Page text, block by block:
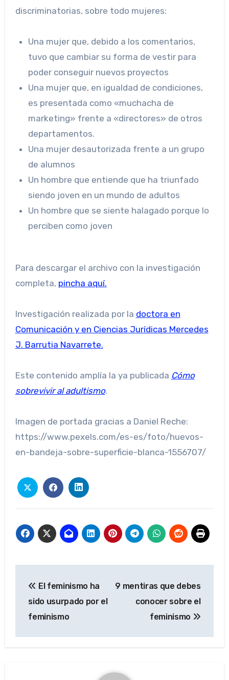
discriminatorias, sobre todo mujeres:
Una mujer que, debido a los comentarios,
tuvo que cambiar su forma de vestir para
poder conseguir nuevos proyectos
Una mujer que, en igualdad de condiciones,
es presentada como «muchacha de
marketing» frente a «directores» de otros
departamentos.
Una mujer desautorizada frente a un grupo
de alumnos
Un hombre que entiende que ha triunfado
siendo joven en un mundo de adultos
Un hombre que se siente halagado porque lo
perciben como joven
Para descargar el archivo con la investigación
completa, pincha aquí.
Investigación realizada por la doctora en
Comunicación y en Ciencias Jurídicas Mercedes
J. Barrutia Navarrete.
Este contenido amplía la ya publicada Cómo
sobrevivir al adultismo.
Imagen de portada gracias a Daniel Reche:
https://www.pexels.com/es-es/foto/huevos-
en-bandeja-sobre-superficie-blanca-1556707/
de
entradas
El feminismo ha
sido usurpado por el
feminismo
9 mentiras que debes
conocer sobre el
feminismo